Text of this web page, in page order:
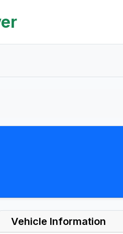
Vehicle Information